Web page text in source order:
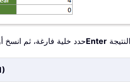
1. حدد خلية فارغة، ثمEnter